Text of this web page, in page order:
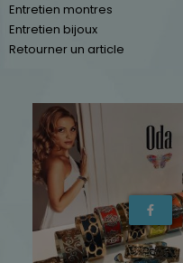
Entretien montres
Entretien bijoux
Retourner un article